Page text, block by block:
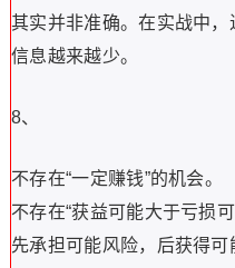
其实并非准确。在实战中
信息越来越少。
8、
不存在“一定赚钱”的机会。
不存在“获益可能大于亏损可
先承担可能风险，后获得